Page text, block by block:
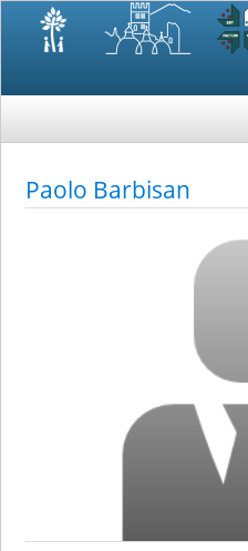
Paolo Barbisan